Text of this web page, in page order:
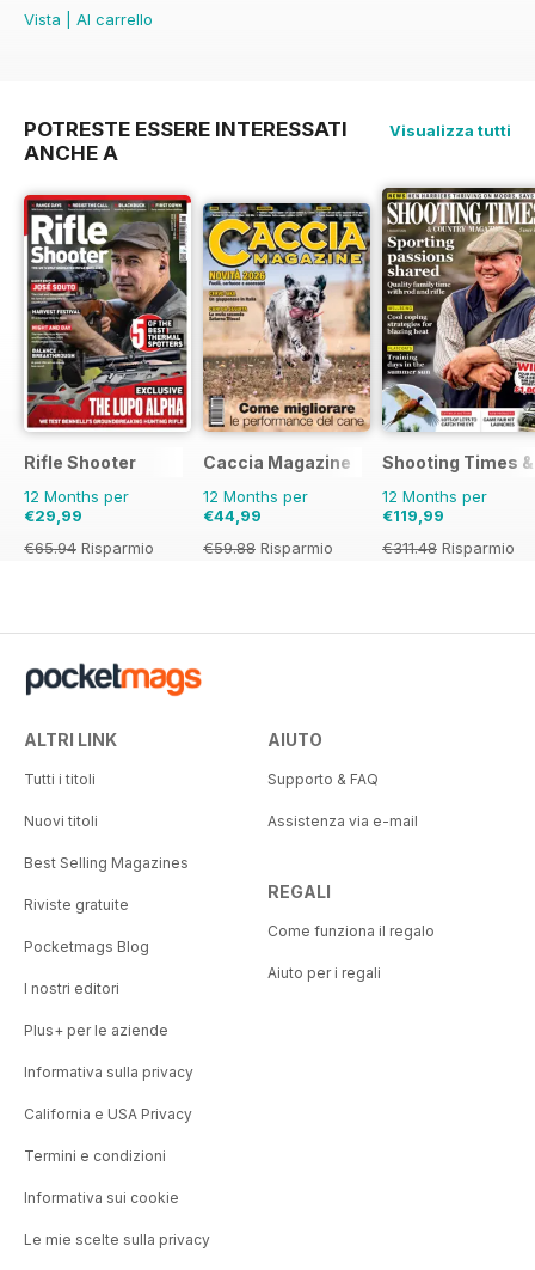
Vista
Al carrello
POTRESTE ESSERE INTERESSATI
ANCHE A
Visualizza tutti
Rifle Shooter
12 Months per
€29,99
€65.94 Risparmio
Caccia Magazine
12 Months per
€44,99
€59.88 Risparmio
Shooting Times
12 Months per
€119,99
€311.48 Risparmio
ALTRI LINK
Tutti i titoli
Nuovi titoli
Best Selling Magazines
Riviste gratuite
Pocketmags Blog
I nostri editori
Plus+ per le aziende
Informativa sulla privacy
California e USA Privacy
Termini e condizioni
Informativa sui cookie
Le mie scelte sulla privacy
AIUTO
Supporto & FAQ
Assistenza via e-mail
REGALI
Come funziona il regalo
Aiuto per i regali